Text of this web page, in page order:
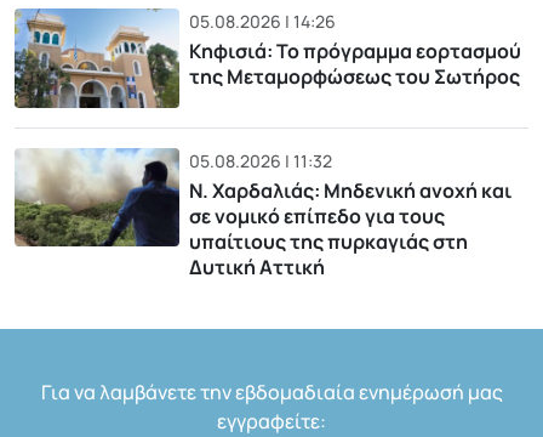
05.08.2026 | 14:26
Κηφισιά: Το πρόγραμμα εορτασμού
της Μεταμορφώσεως του Σωτήρος
05.08.2026 | 11:32
Ν. Χαρδαλιάς: Μηδενική ανοχή και
σε νομικό επίπεδο για τους
υπαίτιους της πυρκαγιάς στη
Δυτική Αττική
Για να λαμβάνετε την εβδομαδιαία ενημέρωσή μας
εγγραφείτε: